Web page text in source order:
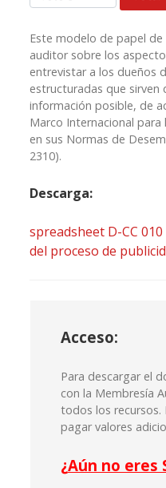
Este modelo de papel
auditor sobre los
entrevistar a los dueños
estructuradas que
información posible, de
Marco Internacional
en sus Normas de
2310).
Descarga:
spreadsheet D-CC
del proceso de
Acceso:
Para descargar el
con la Membresía
todos los recursos.
pagar valores
¿Aún no eres